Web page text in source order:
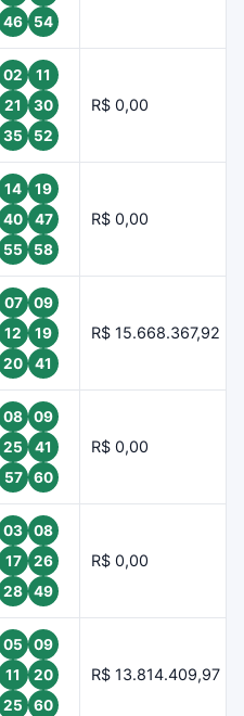
46
54
02
11
21
30
35
52
R$ 0,00
14
19
40
47
55
58
R$ 0,00
07
09
12
19
20
41
R$ 15.668.367,92
08
09
25
41
57
60
R$ 0,00
03
08
17
26
28
49
R$ 0,00
05
09
11
20
25
60
R$ 13.814.409,97